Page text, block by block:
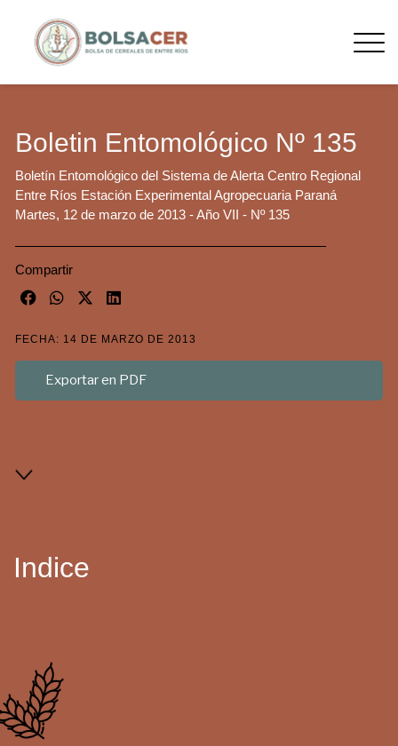
Boletin Entomológico Nº 135
Boletín Entomológico del Sistema de Alerta Centro Regional
Entre Ríos Estación Experimental Agropecuaria Paraná
Martes, 12 de marzo de 2013 - Año VII - Nº 135
Compartir
FECHA: 14 DE MARZO DE 2013
Exportar en PDF
Indice